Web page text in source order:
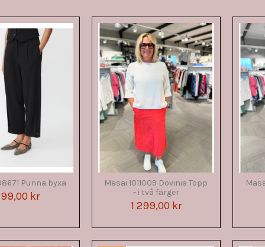
Punna byxa
kr
Masai 1011009 Dovinia Topp
- i två färger
1 299,00 kr